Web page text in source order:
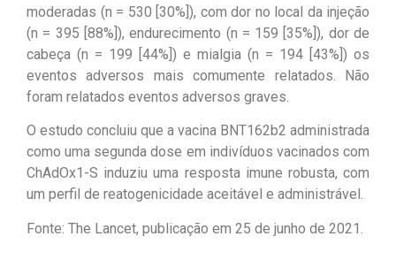
moderadas (n = 530 [30%]), com dor no local da injeção
(n = 395 [88%]), endurecimento (n = 159 [35%]), dor de
cabeça (n = 199 [44%]) e mialgia (n = 194 [43%]) os
eventos adversos mais comumente relatados. Não
foram relatados eventos adversos graves.
O estudo concluiu que a vacina BNT162b2 administrada
como uma segunda dose em indivíduos vacinados com
ChAdOx1-S induziu uma resposta imune robusta, com
um perfil de reatogenicidade aceitável e administrável.
Fonte: The Lancet, publicação em 25 de junho de 2021.